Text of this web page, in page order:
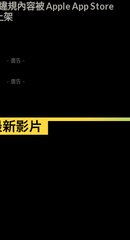
規內容被 Apple App Store
架
- 廣告 -
- 廣告 -
影片